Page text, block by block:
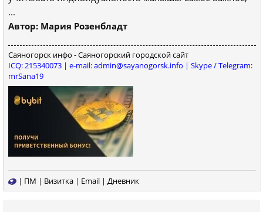
...
Автор: Мария Розенбладт
Саяногорск инфо - Саяногорский городской сайт
ICQ: 215340073 | e-mail: admin@sayanogorsk.info | Skype / Telegram:
mrSana19
| ПМ | Визитка | Email | Дневник